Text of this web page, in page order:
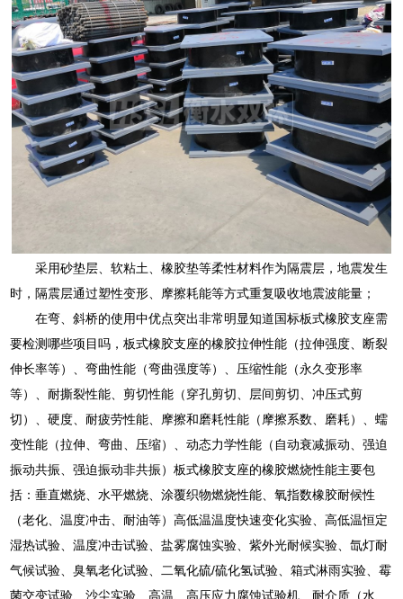
采用砂垫层、软粘土、橡胶垫等柔性材料作为隔震层，地震发生
时，隔震层通过塑性变形、摩擦耗能等方式重复吸收地震波能量；
在弯、斜桥的使用中优点突出非常明显知道国标板式橡胶支座需
要检测哪些项目吗，板式橡胶支座的橡胶拉伸性能（拉伸强度、断裂
伸长率等）、弯曲性能（弯曲强度等）、压缩性能（永久变形率
等）、耐撕裂性能、剪切性能（穿孔剪切、层间剪切、冲压式剪
切）、硬度、耐疲劳性能、摩擦和磨耗性能（摩擦系数、磨耗）、蠕
变性能（拉伸、弯曲、压缩）、动态力学性能（自动衰减振动、强迫
振动共振、强迫振动非共振）板式橡胶支座的橡胶燃烧性能主要包
括：垂直燃烧、水平燃烧、涂覆织物燃烧性能、氧指数橡胶耐候性
（老化、温度冲击、耐油等）高低温温度快速变化实验、高低温恒定
湿热试验、温度冲击试验、盐雾腐蚀实验、紫外光耐候实验、氙灯耐
气候试验、臭氧老化试验、二氧化硫/硫化氢试验、箱式淋雨实验、霉
菌交变试验、沙尘实验、高温、高压应力腐蚀试验机、耐介质（水、